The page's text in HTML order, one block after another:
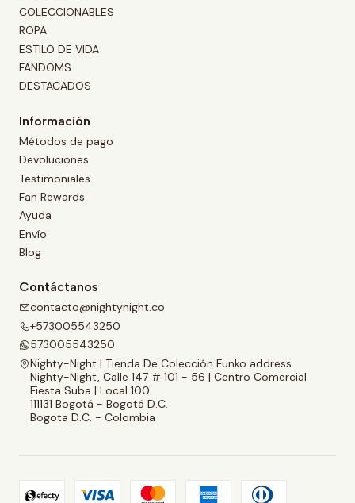
COLECCIONABLES
ROPA
ESTILO DE VIDA
FANDOMS
DESTACADOS
Información
Métodos de pago
Devoluciones
Testimoniales
Fan Rewards
Ayuda
Envío
Blog
Contáctanos
contacto@nightynight.co
+573005543250
573005543250
Nighty-Night | Tienda De Colección Funko address
Nighty-Night, Calle 147 # 101 - 56 | Centro Comercial
Fiesta Suba | Local 100
111131 Bogotá - Bogotá D.C.
Bogota D.C. - Colombia